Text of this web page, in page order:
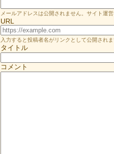
メールアドレスは公開されません。サイト運
URL
入力すると投稿者名がリンクとして公開され
タイトル
コメント